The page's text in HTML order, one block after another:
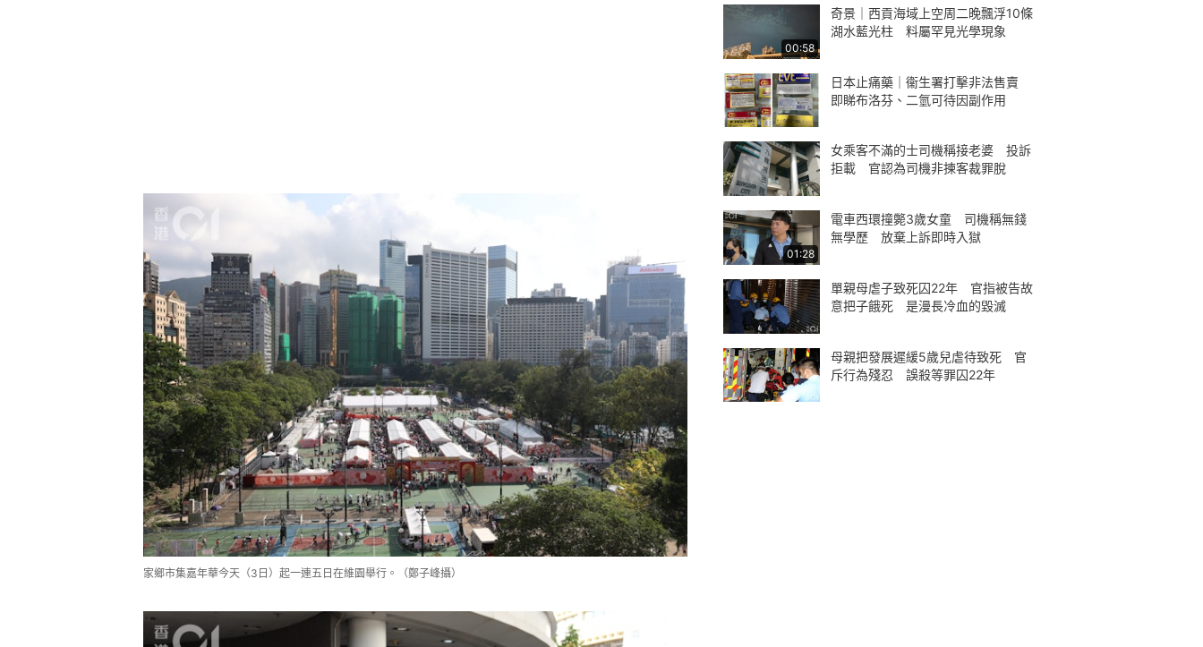
家鄉市集嘉年華今天（3日）起一連五日在維園舉行。（鄭子峰攝）
00:58
奇景｜西貢海域上空周二晚飄浮10條
湖水藍光柱 料屬罕見光學現象
日本止痛藥｜衞生署打擊非法售賣
即睇布洛芬、二氫可待因副作用
女乘客不滿的士司機稱接老婆 投訴
拒載 官認為司機非揀客裁罪脫
01:28
電車西環撞斃3歲女童 司機稱無錢
無學歷 放棄上訴即時入獄
單親母虐子致死囚22年 官指被告故
意把子餓死 是漫長冷血的毀滅
母親把發展遲緩5歲兒虐待致死 官
斥行為殘忍 誤殺等罪囚22年